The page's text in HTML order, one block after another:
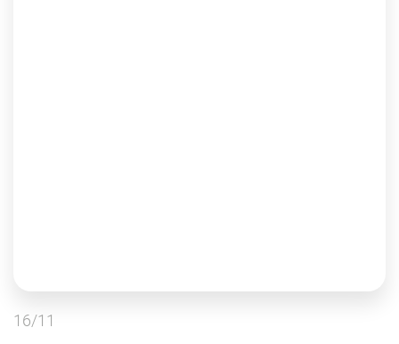
16/11